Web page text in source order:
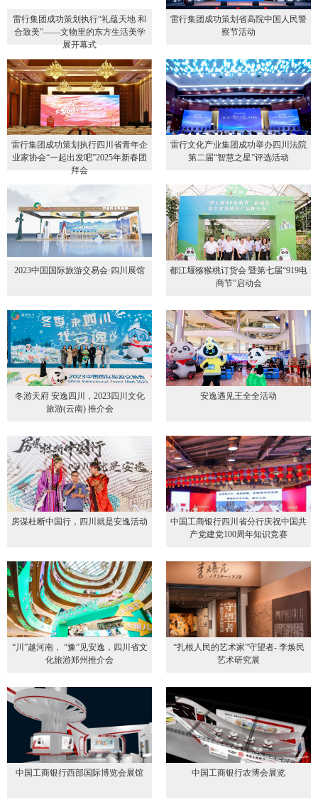
雷行集团成功策划执行“礼蕴天地 和
合致美”——文物里的东方生活美学
展开幕式
雷行集团成功策划省高院中国人民警
察节活动
雷行集团成功策划执行四川省青年企
业家协会“一起出发吧”2025年新春团
拜会
雷行文化产业集团成功举办四川法院
第二届“智慧之星”评选活动
2023中国国际旅游交易会·四川展馆
都江堰猕猴桃订货会 暨第七届“919电
商节”启动会
冬游天府 安逸四川，2023四川文化
旅游(云南) 推介会
安逸遇见王全全活动
房谋杜断中国行，四川就是安逸活动
中国工商银行四川省分行庆祝中国共
产党建党100周年知识竞赛
“川”越河南， “豫”见安逸，四川省文
化旅游郑州推介会
“扎根人民的艺术家”守望者- 李焕民
艺术研究展
中国工商银行西部国际博览会展馆 中国工商银行农博会展览